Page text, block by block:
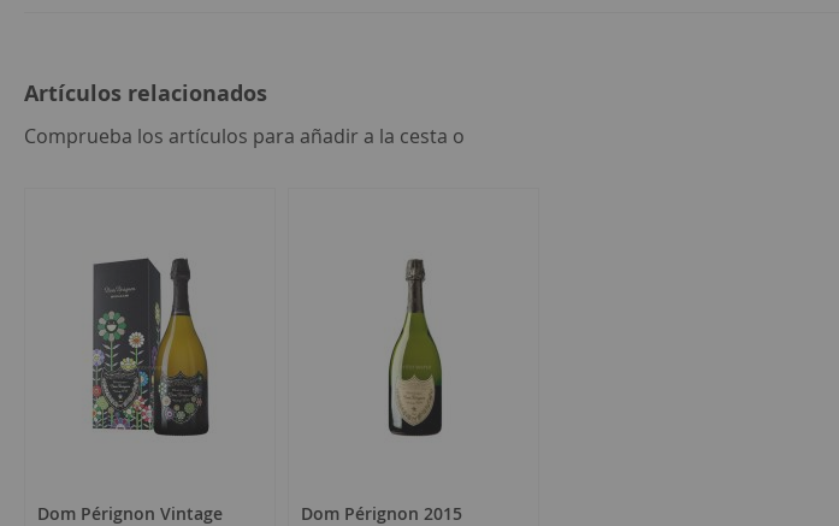
Artículos relacionados
Comprueba los artículos para añadir a la cesta o
Dom Pérignon Vintage
Dom Pérignon 2015